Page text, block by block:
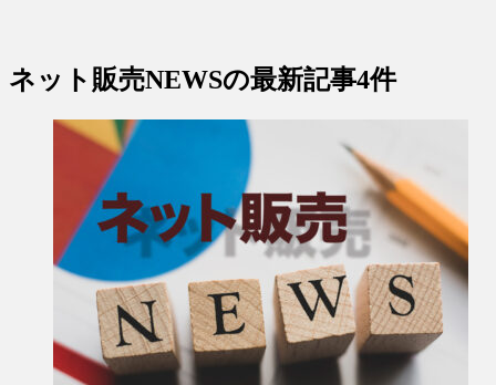
ネット販売NEWSの最新記事4件